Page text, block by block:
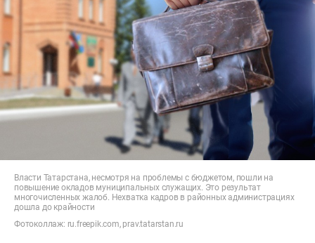
Власти Татарстана, несмотря на проблемы с бюджетом, пошли на
повышение окладов муниципальных служащих. Это результат
многочисленных жалоб. Нехватка кадров в районных администрациях
дошла до крайности
Фотоколлаж: ru.freepik.com, prav.tatarstan.ru